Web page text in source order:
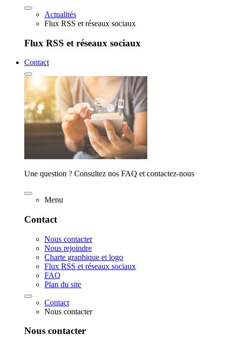
Actualités
Flux RSS et réseaux sociaux
Flux RSS et réseaux sociaux
Contact
Une question ? Consultez nos FAQ et contactez-nous
Menu
Contact
Nous contacter
Nous rejoindre
Charte graphique et logo
Flux RSS et réseaux sociaux
FAQ
Plan du site
Contact
Nous contacter
Nous contacter